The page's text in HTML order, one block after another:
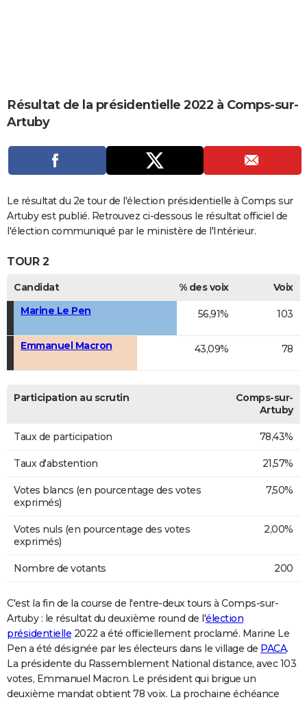
CARTE DE VOEUX
Carte de Noël
Carte Bonne année
Carte Saint-Valentin
Carte Pâques
Carte d'anniversaire
DICTIONNAIRE
Dictionnaire
Biographies
Expressions
Proverbes
PROGRAMME TV
S'inscrire
Se connecter
Lycées
Collèges
Primaires
Universités
Entreprises
Service militaire
Avis de recherche
AVIS DE DÉCÈS
Bricolage
Lifestyle
Culture
Sport
Auto
Television
Voyage
Cinema
Résultat de la présidentielle 2022 à Comps-sur-
Artuby
Le résultat du 2e tour de l'élection présidentielle à Comps sur
Artuby est publié. Retrouvez ci-dessous le résultat officiel de
l'élection communiqué par le ministère de l'Intérieur.
TOUR 2
Candidat % des voix
Voix
Marine Le Pen
56,91% 103
Emmanuel Macron 43,09% 78
Participation au scrutin
Comps-sur-
Artuby
Taux de participation 78,43%
Taux d'abstention 21,57%
Votes blancs (en pourcentage des votes
exprimés)
7,50%
Votes nuls (en pourcentage des votes
exprimés)
2,00%
Nombre de votants 200
C'est la fin de la course de l'entre-deux tours à Comps-sur-
Artuby : le résultat du deuxième round de l'élection
présidentielle 2022 a été officiellement proclamé. Marine Le
Pen a été désignée par les électeurs dans le village de PACA.
La présidente du Rassemblement National distance, avec 103
votes, Emmanuel Macron. Le président qui brigue un
deuxième mandat obtient 78 voix. La prochaine échéance